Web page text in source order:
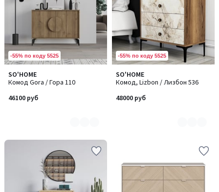
-55% по коду 5525
SO'HOME
Комод Gora / Гора 110
46100 руб
Количество
цветов:
2
-55% по коду 5525
SO'HOME
Комод, Lizbon / Лизбон 536
48000 руб
Количество
цветов:
6